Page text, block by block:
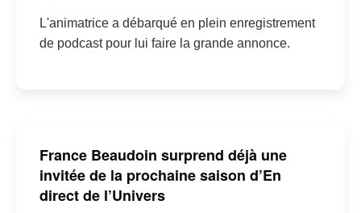
L'animatrice a débarqué en plein enregistrement
de podcast pour lui faire la grande annonce.
France Beaudoin surprend déjà une
invitée de la prochaine saison d’En
direct de l’Univers